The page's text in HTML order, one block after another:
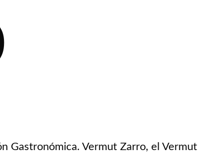
Gastronómica. Vermut Zarro, el Vermut